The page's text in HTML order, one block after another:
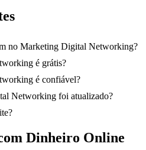
no Marketing Digital Networking?
é grátis?
é confiável?
Networking foi atualizado?
Dinheiro Online